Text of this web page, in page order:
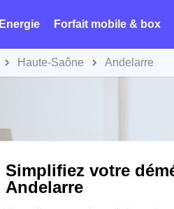
Energie Forfait mobile & box
Haute-Saône Andelarre